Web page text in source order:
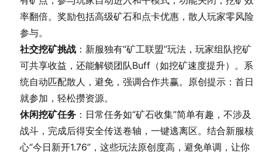
率翻倍。奖励包括高级矿石和点卡优惠，散人玩家零风险
参与。
社交挖矿挑战：新服独有“矿工联盟”玩法，玩家组队挖矿
可共享收益，还能解锁团队Buff（如挖矿速度提升）。系
统自动匹配散人，避免，强调合作共赢。原创提示：首日
就参加，轻松攒资源。
休闲挖矿任务：日常任务如“矿石收集”简单有趣，不涉及
战斗，完成后得安全传送卷轴，一键逃离区。结合新服核
心“今日新开1.76”，这些玩法原创度高，避免单调，让你